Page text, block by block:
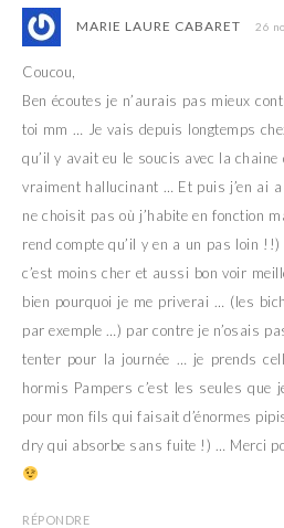
MARIE LAURE CABARET 26
Coucou,
Ben écoutes je n’aurais pas mieux
toi mm … Je vais depuis longtemps
qu’il y avait eu le soucis avec la
vraiment hallucinant … Et puis j’en ai
ne choisit pas où j’habite en fonction
rend compte qu’il y en a un pas loin
c’est moins cher et aussi bon voir
bien pourquoi je me priverai … (les
par exemple …) par contre je n’osais
tenter pour la journée … je prends
hormis Pampers c’est les seules que
pour mon fils qui faisait d’énormes
dry qui absorbe sans fuite !) … Merci
RÉPONDRE